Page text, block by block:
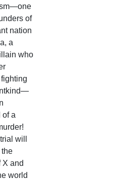
of
nation
a
who
of a
will
the
X and
world